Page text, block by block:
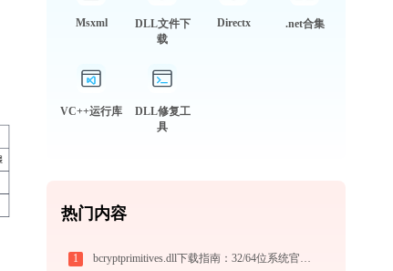
Msxml
DLL文件下
载
Directx .net合集
VC++运行库
DLL修复工
具
热门内容
1 bcryptprimitives.dll下载指南：32/64位系统官方免费修复方案